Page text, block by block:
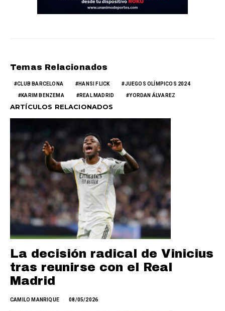
Temas Relacionados
CLUB BARCELONA HANSI FLICK JUEGOS OLÍMPICOS 2024
KARIM BENZEMA REAL MADRID YORDAN ÁLVAREZ
ARTÍCULOS RELACIONADOS
La decisión radical de Vinicius
tras reunirse con el Real
Madrid
CAMILO MANRIQUE 08/05/2026